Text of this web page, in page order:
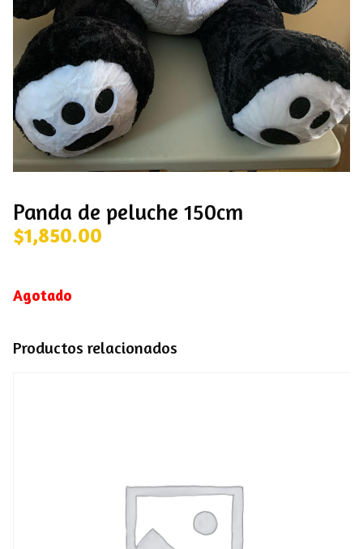
Panda de peluche 150cm
$1,850.00
Agotado
Productos relacionados